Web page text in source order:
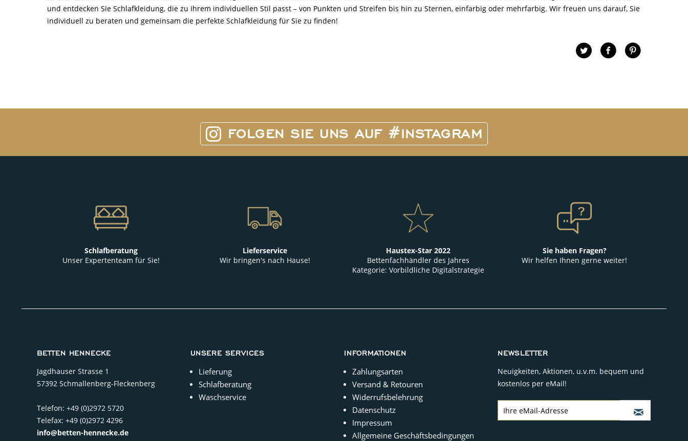
und entdecken Sie Schlafkleidung, die zu Ihrem individuellen Stil passt – von Punkten und Streifen bis hin zu Sternen, einfarbig oder mehrfarbig. Wir freuen uns darauf, Sie
individuell zu beraten und gemeinsam die perfekte Schlafkleidung für Sie zu finden!
FOLGEN SIE UNS AUF #INSTAGRAM
Schlafberatung
Unser Expertenteam für Sie!
Lieferservice
Wir bringen's nach Hause!
Haustex-Star 2022
Bettenfachhändler des Jahres
Kategorie: Vorbildliche Digitalstrategie
Sie haben Fragen?
Wir helfen Ihnen gerne weiter!
BETTEN HENNECKE
Jagdhauser Strasse 1
57392 Schmallenberg-Fleckenberg
Telefon: +49 (0)2972 5720
Telefax: +49 (0)2972 4296
info@betten-hennecke.de
UNSERE SERVICES
Lieferung
Schlafberatung
Waschservice
INFORMATIONEN
Zahlungsarten
Versand & Retouren
Widerrufsbelehrung
Datenschutz
Impressum
Allgemeine Geschäftsbedingungen
NEWSLETTER
Neuigkeiten, Aktionen, u.v.m. bequem und
kostenlos per eMail!